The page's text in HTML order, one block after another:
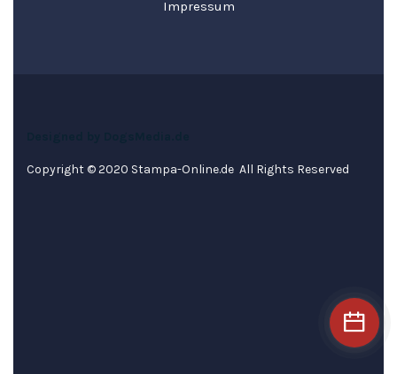
Impressum
Copyright © 2020 Stampa-Online.de All Rights Reserved